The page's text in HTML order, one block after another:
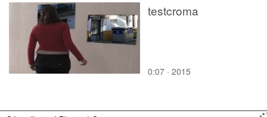
testcroma
0:07 · 2015